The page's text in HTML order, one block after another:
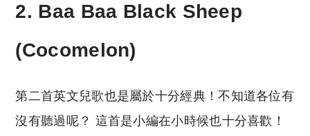
2. Baa Baa Black Sheep
(Cocomelon)
第二首英文兒歌也是屬於十分經典！不知道各位有
沒有聽過呢？ 這首是小編在小時候也十分喜歡！